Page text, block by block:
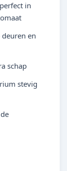
in
en
schap
stevig